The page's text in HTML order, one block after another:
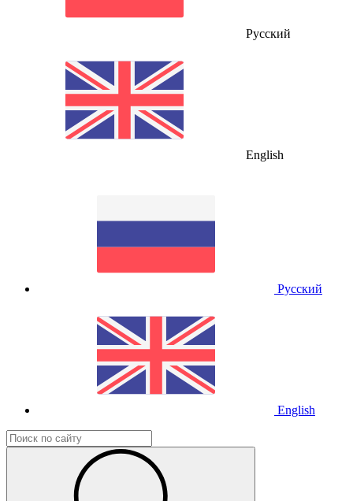
Русский
English
Русский
English